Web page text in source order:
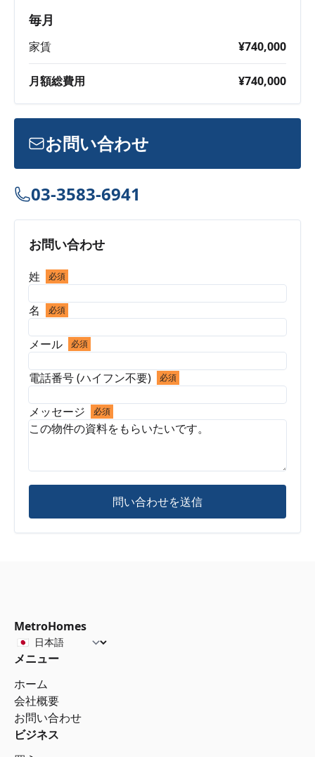
毎月
家賃 ¥740,000
月額総費用 ¥740,000
お問い合わせ
03-3583-6941
お問い合わせ
姓 必須
名 必須
メール 必須
電話番号 (ハイフン不要) 必須
メッセージ 必須
問い合わせを送信
MetroHomes
メニュー
ホーム
会社概要
お問い合わせ
ビジネス